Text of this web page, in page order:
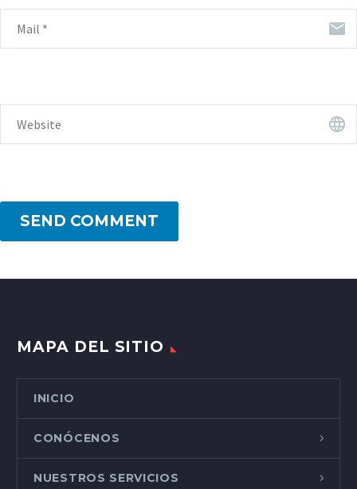
SEND COMMENT
MAPA DEL SITIO
INICIO
CONÓCENOS
NUESTROS SERVICIOS